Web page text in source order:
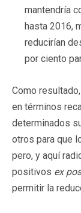
mantendría
hasta 2016,
reducirían
por ciento
Como
en términos
determinados
otros para que
pero, y aquí
positivos ex
permitir la